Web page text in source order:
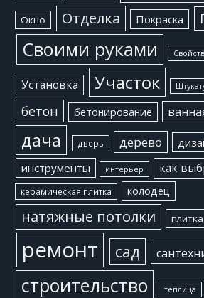
Окно Отделка Покраска
Своими руками
Установка Участок
бетон бетонирование
дача дверь дерево
инструменты
интерьер как
керамическая плитка колодец
натяжные потолки плитка
ремонт сад
строительство
теплица